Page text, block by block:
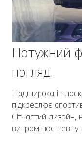
Потужний
погляд.
Надширока і
підкреслює
Сітчастий дизайн,
випромінює певну